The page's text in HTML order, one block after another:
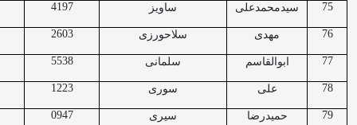
75 سیدمحمدعلی ساویز 4197
76 مهدی سلاحورزی 2603
77 ابوالقاسم سلمانی 5538
78 علی سوری 1223
79 حمیدرضا سیری 0947